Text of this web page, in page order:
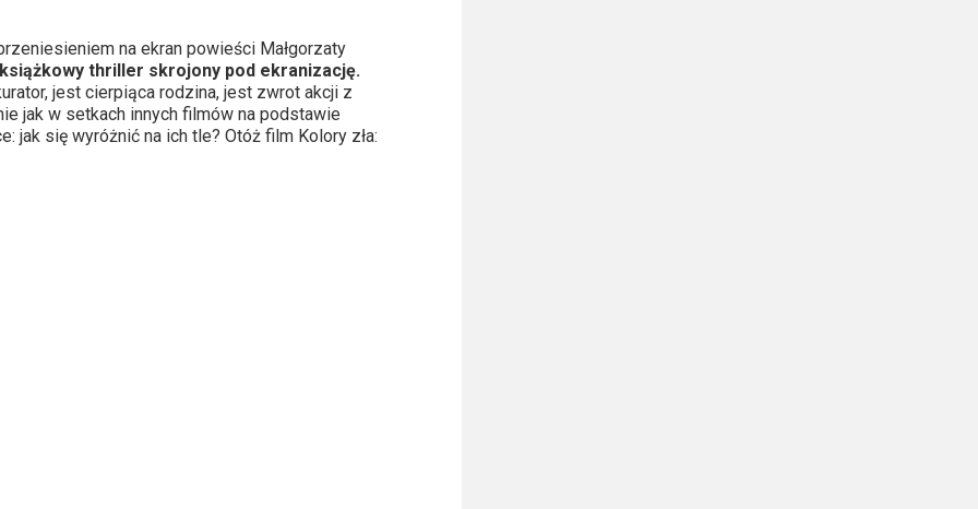
na ekran powieści Małgorzaty
thriller skrojony pod ekranizację.
jest cierpiąca rodzina, jest zwrot akcji z
jak w setkach innych filmów na podstawie
jak się wyróżnić na ich tle? Otóż film Kolory zła: